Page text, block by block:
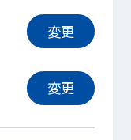
変更
変更